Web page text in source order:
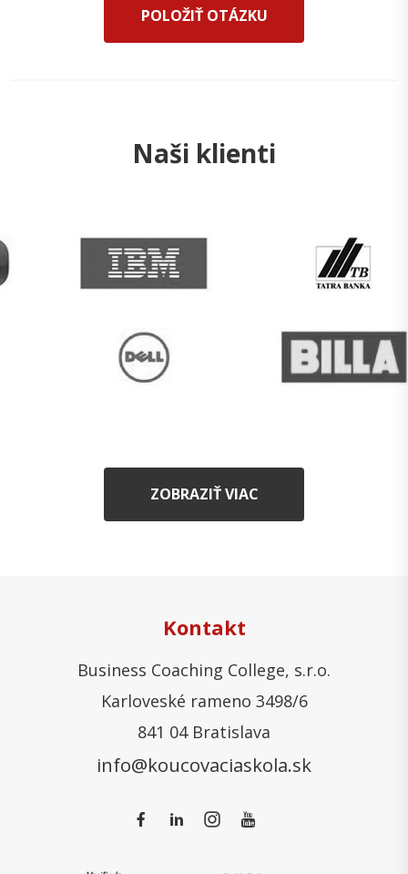
POLOŽIŤ OTÁZKU
Naši klienti
ZOBRAZIŤ VIAC
Kontakt
Business Coaching College, s.r.o.
Karloveské rameno 3498/6
841 04 Bratislava
info@koucovaciaskola.sk